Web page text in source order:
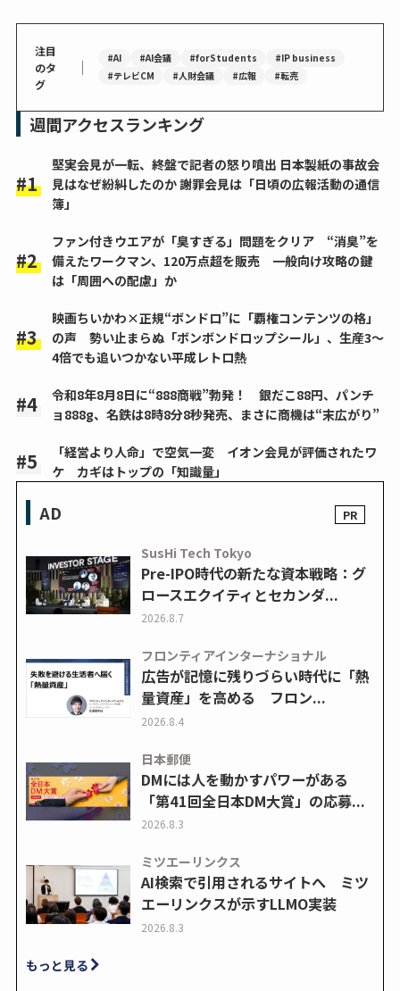
注目
のタ
グ
｜ #AI #AI会議 #forStudents
#IP business
#テレビCM
#人財会議 #広報 #転売
週間アクセスランキング
堅実会見が一転、終盤で記者の怒り噴出 日本製紙の事故会
見はなぜ紛糾したのか 謝罪会見は「日頃の広報活動の通信
簿」
ファン付きウエアが「臭すぎる」問題をクリア “消臭”を
備えたワークマン、120万点超を販売 一般向け攻略の鍵
は「周囲への配慮」か
映画ちいかわ×正規“ボンドロ”に「覇権コンテンツの格」
の声 勢い止まらぬ「ボンボンドロップシール」、生産3～
4倍でも追いつかない平成レトロ熱
令和8年8月8日に“888商戦”勃発！ 銀だこ88円、パンチ
ョ888g、名鉄は8時8分8秒発売、まさに商機は“末広がり”
「経営より人命」で空気一変 イオン会見が評価されたワ
ケ カギはトップの「知識量」
AD
SusHi Tech Tokyo
Pre-IPO時代の新たな資本戦略：グ
ロースエクイティとセカンダ...
2026.8.7
フロンティアインターナショナル
広告が記憶に残りづらい時代に「熱
量資産」を高める フロン...
2026.8.4
日本郵便
DMには人を動かすパワーがある
「第41回全日本DM大賞」の応募...
2026.8.3
ミツエーリンクス
AI検索で引用されるサイトへ ミツ
エーリンクスが示すLLMO実装
2026.8.3
もっと見る